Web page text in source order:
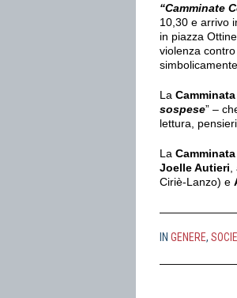
“Camminate
10,30 e arrivo
in piazza
violenza
La
sospese” –
lettura,
La
Joelle Autieri
Ciriè-Lanzo) e
IN GENERE,